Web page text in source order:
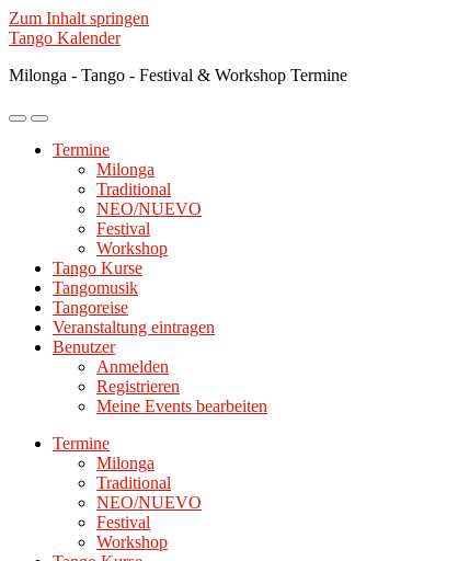
Zum Inhalt springen
Tango Kalender
Milonga - Tango - Festival & Workshop Termine
Mobile-
ein-/ausblenden
Suchfeld
ein-/ausblenden
Termine
Milonga
Traditional
NEO/NUEVO
Festival
Workshop
Tango Kurse
Tangomusik
Tangoreise
Veranstaltung eintragen
Benutzer
Anmelden
Registrieren
Meine Events bearbeiten
Termine
Milonga
Traditional
NEO/NUEVO
Festival
Workshop